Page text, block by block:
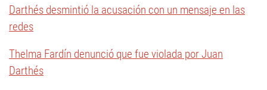
Darthés desmintió la acusación con un mensaje en las
redes
Thelma Fardín denunció que fue violada por Juan
Darthés